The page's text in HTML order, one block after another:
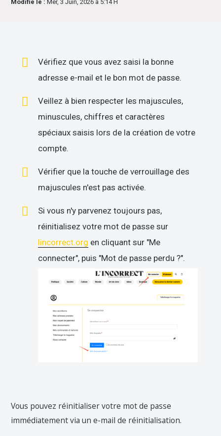
Modifié le : Mer, 3 Juin, 2026 à 5:14 H
Vérifiez que vous avez saisi la bonne
adresse e-mail et le bon mot de passe.
Veillez à bien respecter les majuscules,
minuscules, chiffres et caractères
spéciaux saisis lors de la création de votre
compte.
Vérifier que la touche de verrouillage des
majuscules n'est pas activée.
Si vous n'y parvenez toujours pas,
réinitialisez votre mot de passe sur
lincorrect.org en cliquant sur "Me
connecter", puis "Mot de passe perdu ?".
Vous pouvez réinitialiser votre mot de passe
immédiatement via un e-mail de réinitialisation.